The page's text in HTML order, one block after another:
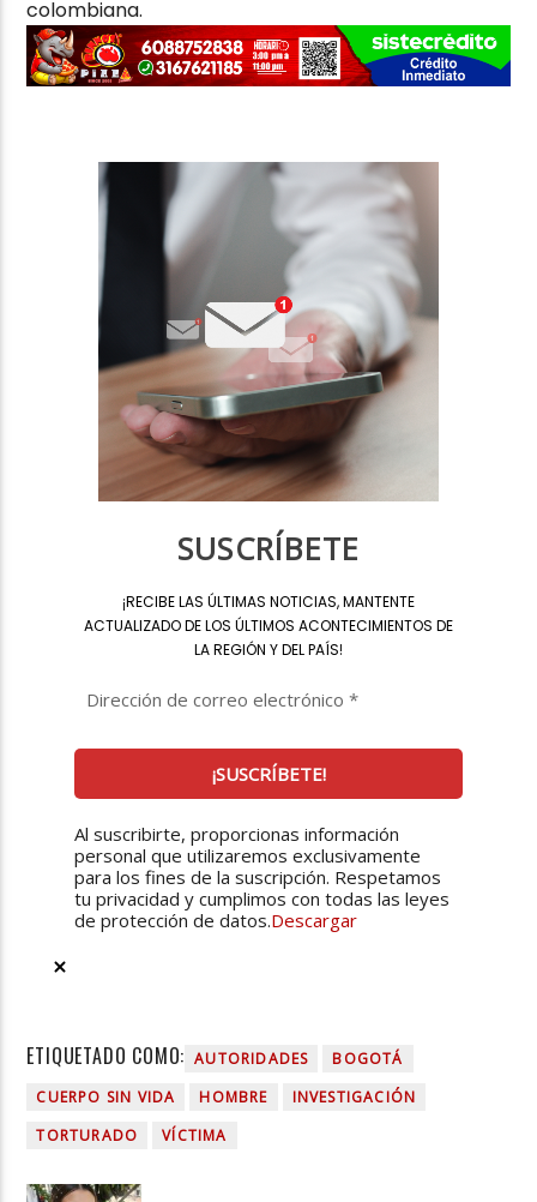
colombiana.
SUSCRÍBETE
¡RECIBE LAS ÚLTIMAS NOTICIAS, MANTENTE
ACTUALIZADO DE LOS ÚLTIMOS ACONTECIMIENTOS DE
LA REGIÓN Y DEL PAÍS!
Al suscribirte, proporcionas información
personal que utilizaremos exclusivamente
para los fines de la suscripción. Respetamos
tu privacidad y cumplimos con todas las leyes
de protección de datos.Descargar
ETIQUETADO COMO: AUTORIDADES
BOGOTÁ
CUERPO SIN VIDA
HOMBRE
INVESTIGACIÓN
TORTURADO
VÍCTIMA